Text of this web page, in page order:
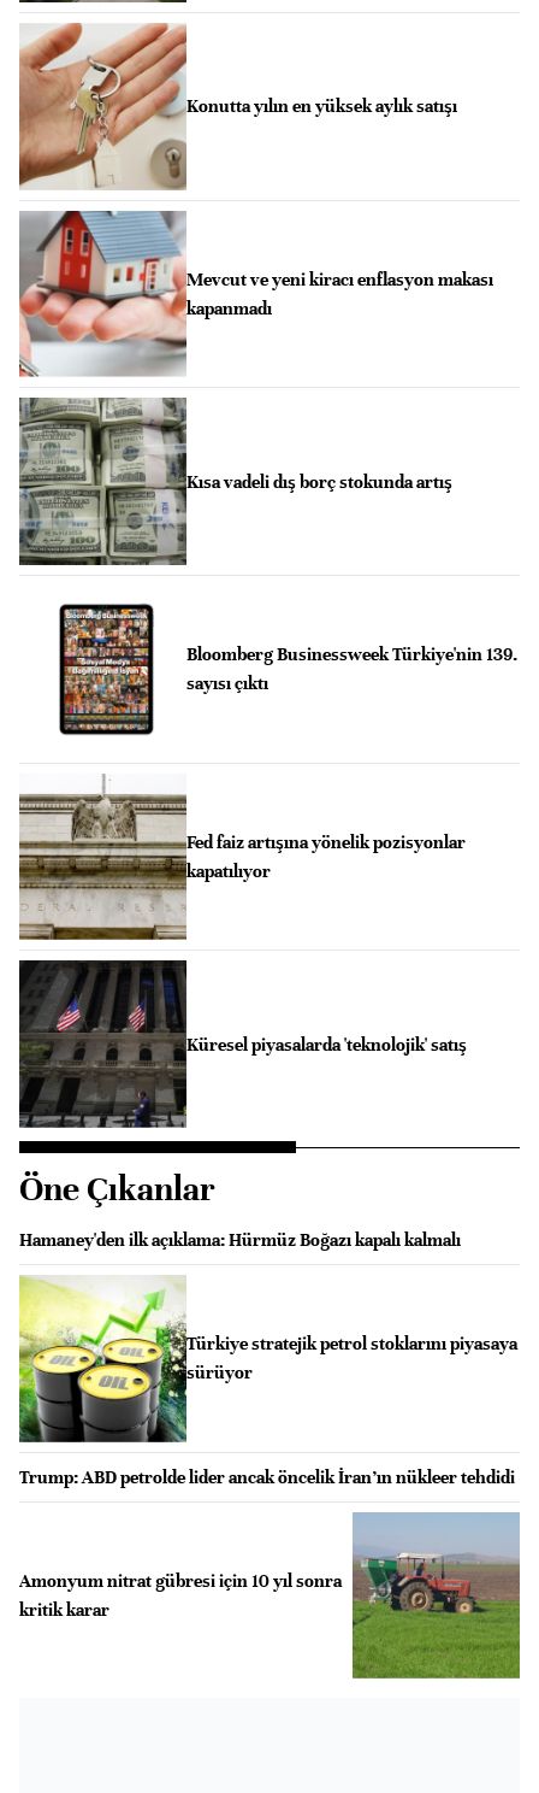
Konutta yılın en yüksek aylık satışı
Mevcut ve yeni kiracı enflasyon makası
kapanmadı
Kısa vadeli dış borç stokunda artış
Bloomberg Businessweek Türkiye'nin 139.
sayısı çıktı
Fed faiz artışına yönelik pozisyonlar
kapatılıyor
Küresel piyasalarda 'teknolojik' satış
Öne Çıkanlar
Hamaney'den ilk açıklama: Hürmüz Boğazı kapalı kalmalı
Türkiye stratejik petrol stoklarını piyasaya
sürüyor
Trump: ABD petrolde lider ancak öncelik İran’ın nükleer tehdidi
Amonyum nitrat gübresi için 10 yıl sonra
kritik karar